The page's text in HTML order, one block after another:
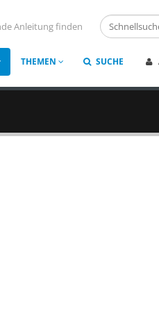
Anleitung finden
THEMEN SUCHE